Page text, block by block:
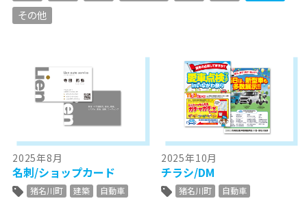
その他
2025年8月
名刺/ショップカード
猪名川町 建築 自動車
2025年10月
チラシ/DM
猪名川町 自動車